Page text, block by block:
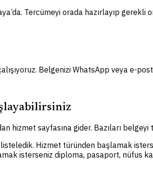
Tercümeyi orada hazırlayıp gerekli
Belgenizi WhatsApp veya e-
sayfasına gider. Bazıları belgeyi
Hizmet türünden başlamak
isterseniz diploma, pasaport, nüfus